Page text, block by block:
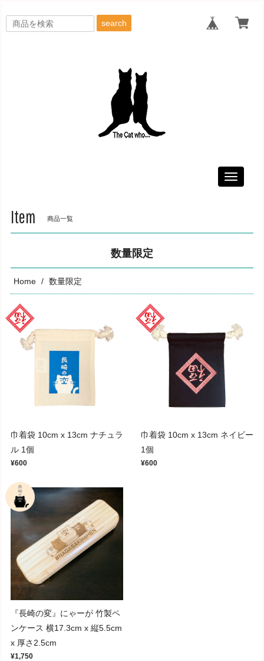
search
Toggle
Item 商品一覧
数量限定
Home 数量限定
巾着袋 10cm x 13cm ナチュラ
ル 1個
¥600
巾着袋 10cm x 13cm ネイビー
1個
¥600
『長崎の変』にゃーが 竹製ペ
ンケース 横17.3cm x 縦5.5cm
x 厚さ2.5cm
¥1,750